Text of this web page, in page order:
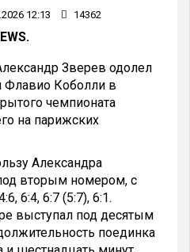
12:13 14362
Зверев одолел
Флавио Коболли в
чемпионата
на парижских
Александра
вторым номером, с
6:4, 6:7 (5:7), 6:1.
выступал под десятым
поединка